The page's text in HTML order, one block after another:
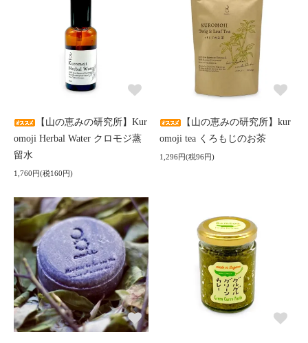
【山の恵みの研究所】Kur
omoji Herbal Water クロモジ蒸
留水
1,760円(税160円)
【山の恵みの研究所】kur
omoji tea くろもじのお茶
1,296円(税96円)